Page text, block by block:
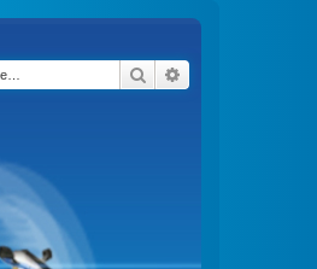
Rechercher